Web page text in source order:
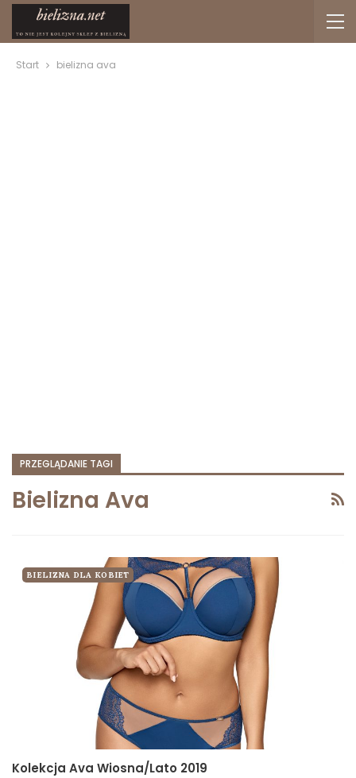
Start bielizna ava
PRZEGLĄDANIE TAGI
Bielizna Ava
BIELIZNA DLA KOBIET
Kolekcja Ava Wiosna/Lato 2019